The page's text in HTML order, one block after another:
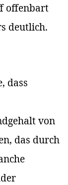
offenbart
deutlich.
dass
von
das durch